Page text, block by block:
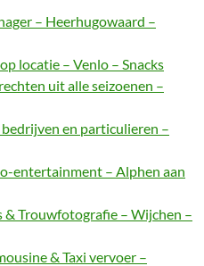
– Heerhugowaard –
locatie – Venlo – Snacks
uit alle seizoenen –
en particulieren –
entertainment – Alphen aan
Trouwfotografie – Wijchen –
& Taxi vervoer –